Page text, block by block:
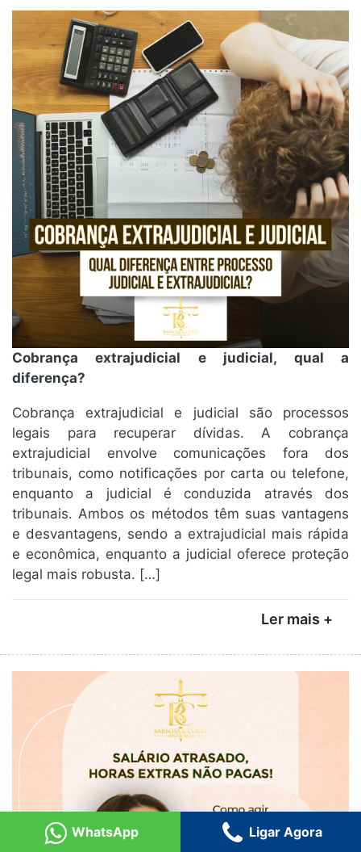
Cobrança extrajudicial e judicial, qual a
diferença?
Cobrança extrajudicial e judicial são processos
legais para recuperar dívidas. A cobrança
extrajudicial envolve comunicações fora dos
tribunais, como notificações por carta ou telefone,
enquanto a judicial é conduzida através dos
tribunais. Ambos os métodos têm suas vantagens
e desvantagens, sendo a extrajudicial mais rápida
e econômica, enquanto a judicial oferece proteção
legal mais robusta. […]
Ler mais +
WhatsApp Ligar Agora